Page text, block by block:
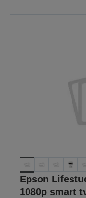
Epson
1080p smart